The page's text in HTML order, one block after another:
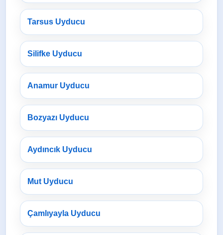
Tarsus Uyducu
Silifke Uyducu
Anamur Uyducu
Bozyazı Uyducu
Aydıncık Uyducu
Mut Uyducu
Çamlıyayla Uyducu